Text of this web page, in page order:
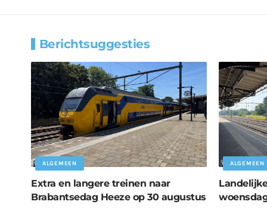
Berichtsuggesties
ALGEMEEN
Extra en langere treinen naar
Brabantsedag Heeze op 30 augustus
ALGEMEEN